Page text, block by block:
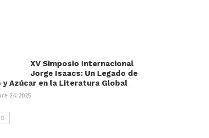
XV Simposio Internacional
Jorge Isaacs: Un Legado de
y Azúcar en la Literatura Global
24, 2025